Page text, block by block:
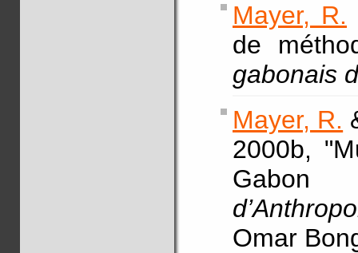
Mayer, R.
de
gabonais
Mayer, R.
2000b,
Omar